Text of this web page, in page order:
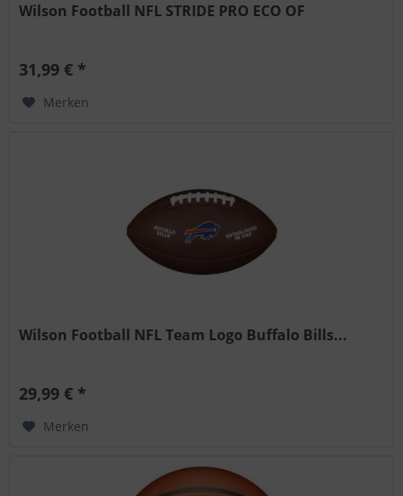
Wilson Football NFL STRIDE PRO ECO OF
31,99 € *
Merken
Wilson Football NFL Team Logo Buffalo Bills...
29,99 € *
Merken